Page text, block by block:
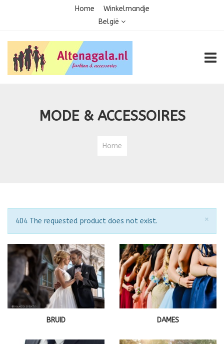
Home
Winkelmandje
België
MODE & ACCESSOIRES
Home
×
Opmerking
404 The requested product does not exist.
BRUID DAMES